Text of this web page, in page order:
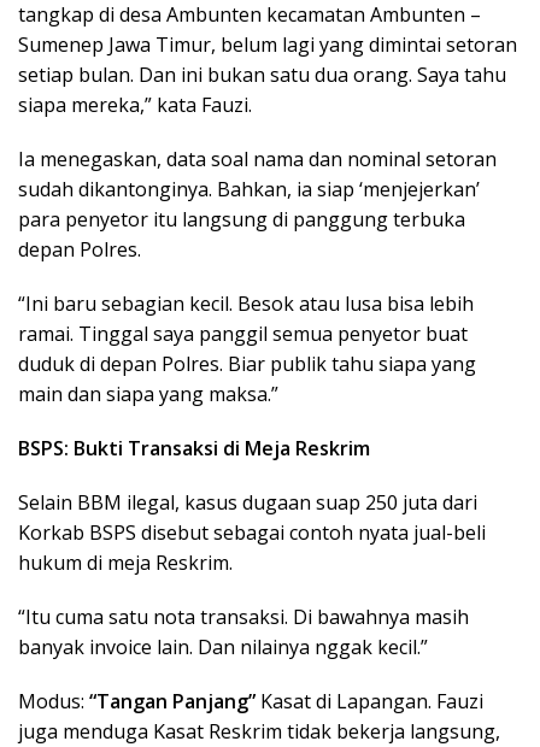
tangkap di desa Ambunten kecamatan Ambunten –
Sumenep Jawa Timur, belum lagi yang dimintai setoran
setiap bulan. Dan ini bukan satu dua orang. Saya tahu
siapa mereka,” kata Fauzi.
Ia menegaskan, data soal nama dan nominal setoran
sudah dikantonginya. Bahkan, ia siap ‘menjejerkan’
para penyetor itu langsung di panggung terbuka
depan Polres.
“Ini baru sebagian kecil. Besok atau lusa bisa lebih
ramai. Tinggal saya panggil semua penyetor buat
duduk di depan Polres. Biar publik tahu siapa yang
main dan siapa yang maksa.”
BSPS: Bukti Transaksi di Meja Reskrim
Selain BBM ilegal, kasus dugaan suap 250 juta dari
Korkab BSPS disebut sebagai contoh nyata jual-beli
hukum di meja Reskrim.
“Itu cuma satu nota transaksi. Di bawahnya masih
banyak invoice lain. Dan nilainya nggak kecil.”
Modus: “Tangan Panjang” Kasat di Lapangan. Fauzi
juga menduga Kasat Reskrim tidak bekerja langsung,